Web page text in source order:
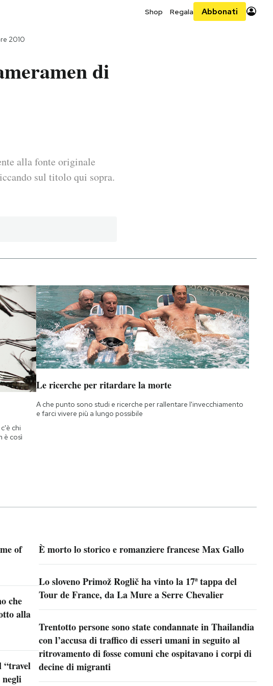
Shop Regala Abbonati
2010
di
alla fonte originale
sul titolo qui sopra.
chi
è così
Le ricerche per ritardare la morte
A che punto sono studi e ricerche per rallentare l'invecchiamento
e farci vivere più a lungo possibile
of
che
alla
“travel
È morto lo storico e romanziere francese Max Gallo
Lo sloveno Primož Roglič ha vinto la 17ª tappa del
Tour de France, da La Mure a Serre Chevalier
Trentotto persone sono state condannate in Thailandia
con l’accusa di traffico di esseri umani in seguito al
ritrovamento di fosse comuni che ospitavano i corpi di
decine di migranti